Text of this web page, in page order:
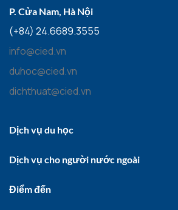
P. Cửa Nam, Hà Nội
(+84) 24.6689.3555
info@cied.vn
duhoc@cied.vn
dichthuat@cied.vn
Dịch vụ du học
Dịch vụ cho người nước ngoài
Điểm đến